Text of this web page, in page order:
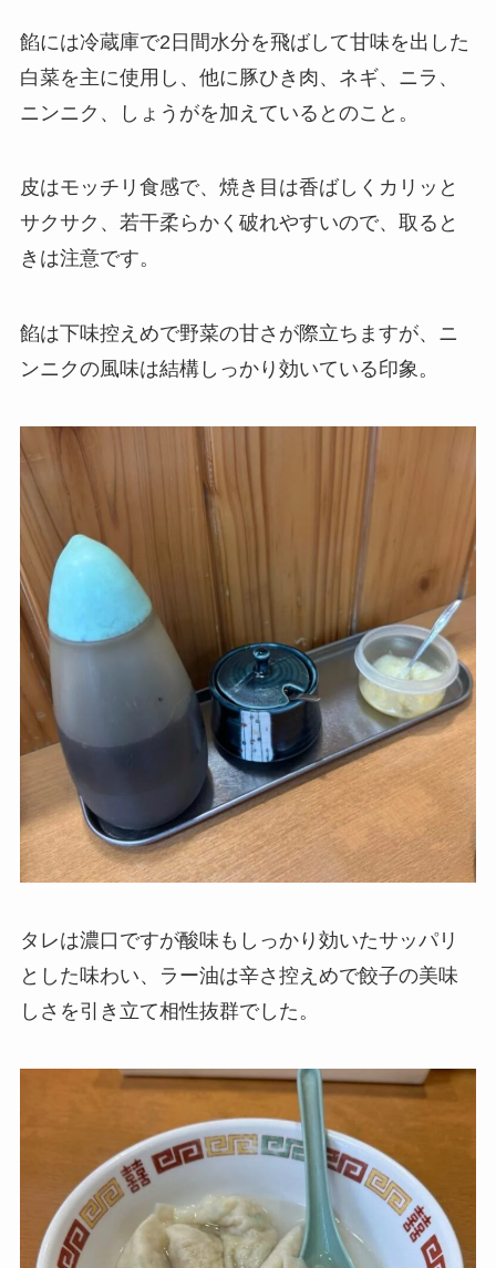
餡には冷蔵庫で2日間水分を飛ばして甘味を出した
白菜を主に使用し、他に豚ひき肉、ネギ、ニラ、
ニンニク、しょうがを加えているとのこと。
皮はモッチリ食感で、焼き目は香ばしくカリッと
サクサク、若干柔らかく破れやすいので、取ると
きは注意です。
餡は下味控えめで野菜の甘さが際立ちますが、ニ
ンニクの風味は結構しっかり効いている印象。
タレは濃口ですが酸味もしっかり効いたサッパリ
とした味わい、ラー油は辛さ控えめで餃子の美味
しさを引き立て相性抜群でした。